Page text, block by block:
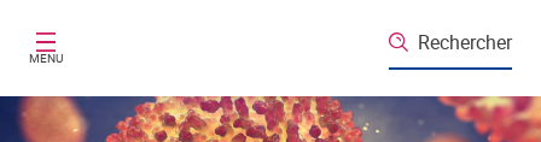
MENU
Rechercher